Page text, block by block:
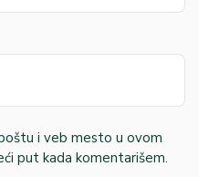
i veb mesto u ovom
put kada komentarišem.